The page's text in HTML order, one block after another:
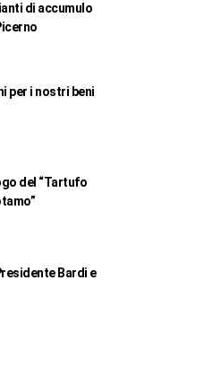
di accumulo
per i nostri beni
del “Tartufo
Bardi e